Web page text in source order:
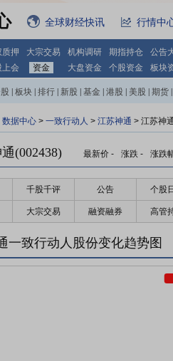
全球财经快讯 行情中
质押 大宗交易 机构调研 期指持仓
公告
上会 资金 大盘资金 个股资金 板块
板块 排行 新股 基金 港股 美股 期货
数据中心 > 一致行动人 > 江苏神通 > 江苏神
(002438) 最新价 - 涨跌 - 涨跌
千股千评 公告 个股
大宗交易 融资融券 高管
一致行动人股份变化趋势图